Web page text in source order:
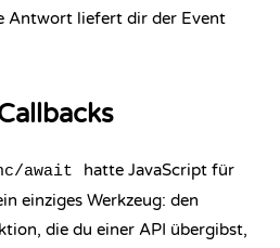
Antwort liefert dir der Event
await
hatte JavaScript für
einziges Werkzeug: den
die du einer API übergibst,